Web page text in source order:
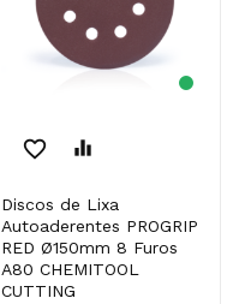
favorite_border equalizer
Discos de Lixa
Autoaderentes PROGRIP
RED Ø150mm 8 Furos
A80 CHEMITOOL
CUTTING